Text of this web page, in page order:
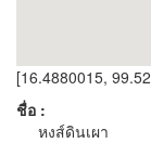
[16.4880015,
ชื่อ :
หงส์ดินเผา